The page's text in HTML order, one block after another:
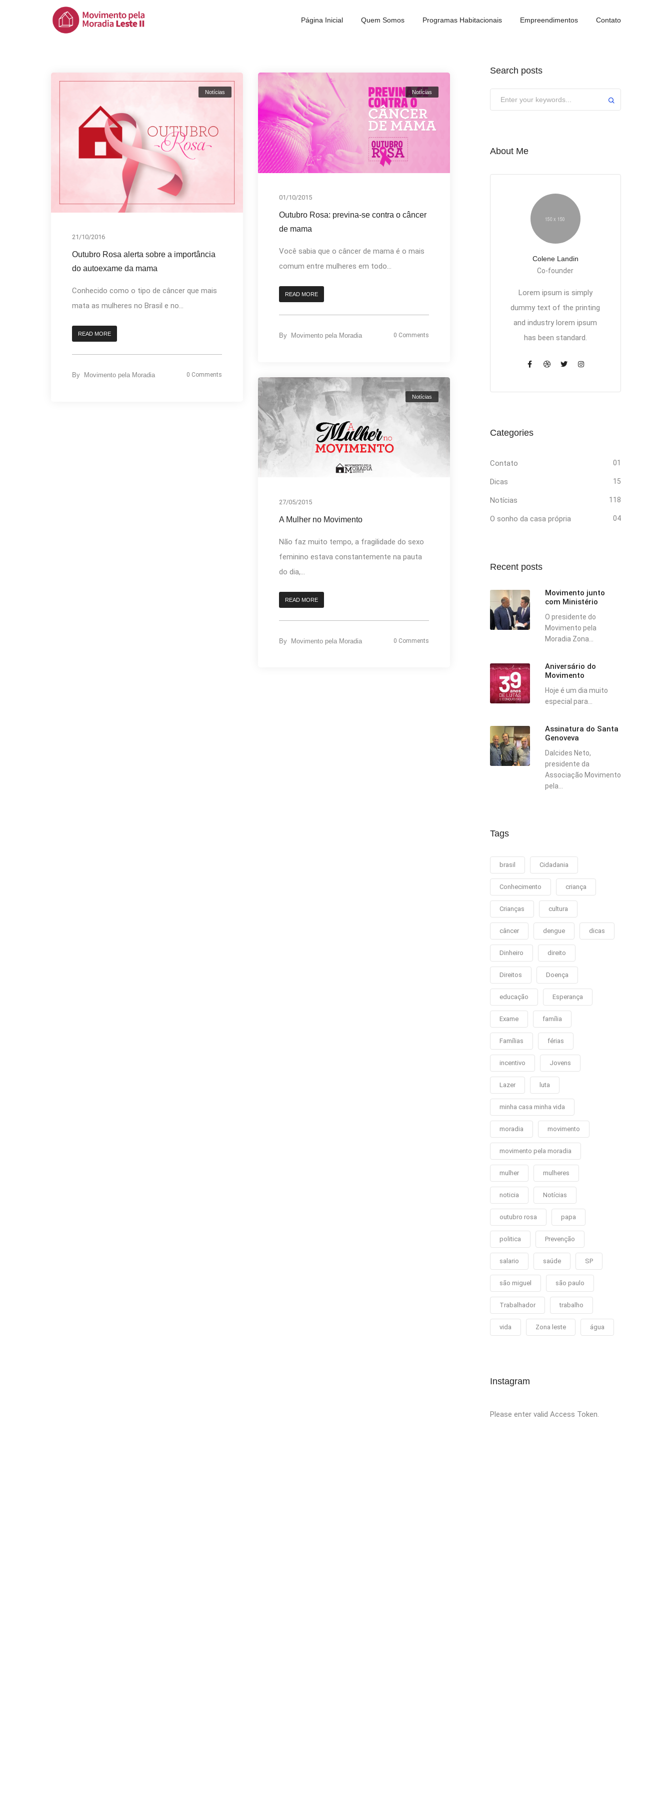
Página Inicial Quem Somos Programas Habitacionais Empreendimentos Contato
Notícias
21/10/2016
Outubro Rosa alerta sobre a importância
do autoexame da mama
Conhecido como o tipo de câncer que mais
mata as mulheres no Brasil e no...
READ MORE
By Movimento pela Moradia 0 Comments
Notícias
01/10/2015
Outubro Rosa: previna-se contra o câncer
de mama
Você sabia que o câncer de mama é o mais
comum entre mulheres em todo...
READ MORE
By Movimento pela Moradia 0 Comments
Notícias
27/05/2015
A Mulher no Movimento
Não faz muito tempo, a fragilidade do sexo
feminino estava constantemente na pauta
do dia,...
READ MORE
By Movimento pela Moradia 0 Comments
Search posts
About Me
Colene Landin
Co-founder
Lorem ipsum is simply
dummy text of the printing
and industry lorem ipsum
has been standard.
Categories
Contato 01
Dicas 15
Notícias 118
O sonho da casa própria 04
Recent posts
Movimento junto
com Ministério
O presidente do
Movimento pela
Moradia Zona...
Aniversário do
Movimento
Hoje é um dia muito
especial para...
Assinatura do Santa
Genoveva
Dalcides Neto,
presidente da
Associação Movimento
pela...
Tags
brasil Cidadania
Conhecimento criança
Crianças cultura
câncer dengue dicas
Dinheiro direito
Direitos Doença
educação Esperança
Exame família
Famílias férias
incentivo Jovens
Lazer luta
minha casa minha vida
moradia movimento
movimento pela moradia
mulher mulheres
noticia Notícias
outubro rosa papa
politica Prevenção
salario saúde SP
são miguel são paulo
Trabalhador trabalho
vida Zona leste água
Instagram
Please enter valid Access Token.